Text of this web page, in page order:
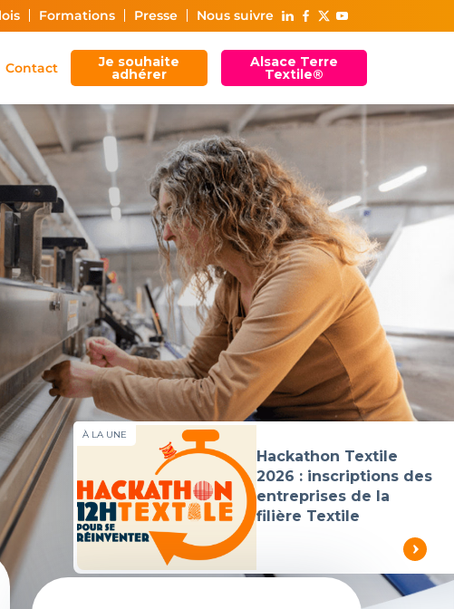
Formations Presse Nous suivre
Contact Je souhaite
adhérer
Alsace Terre
Textile®
À LA UNE
Hackathon Textile
2026 : inscriptions des
entreprises de la
filière Textile